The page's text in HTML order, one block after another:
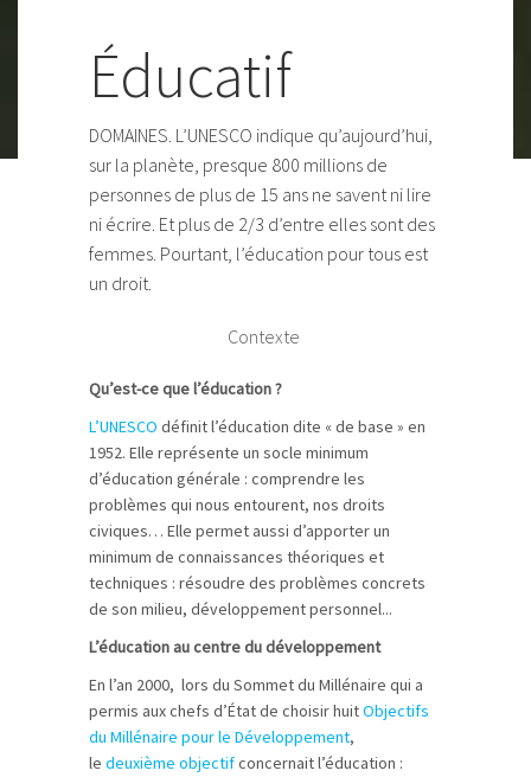
Éducatif
DOMAINES. L’UNESCO indique qu’aujourd’hui,
sur la planète, presque 800 millions de
personnes de plus de 15 ans ne savent ni lire
ni écrire. Et plus de 2/3 d’entre elles sont des
femmes. Pourtant, l’éducation pour tous est
un droit.
Contexte
Qu’est-ce que l’éducation ?
L’UNESCO définit l’éducation dite « de base » en
1952. Elle représente un socle minimum
d’éducation générale : comprendre les
problèmes qui nous entourent, nos droits
civiques… Elle permet aussi d’apporter un
minimum de connaissances théoriques et
techniques : résoudre des problèmes concrets
de son milieu, développement personnel...
L’éducation au centre du développement
En l’an 2000, lors du Sommet du Millénaire qui a
permis aux chefs d’État de choisir huitObjectifs
du Millénaire pour le Développement,
le deuxième objectifconcernait l’éducation :